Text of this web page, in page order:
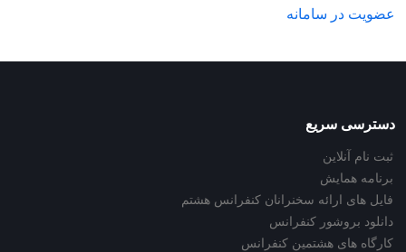
عضویت در سامانه
دسترسی سریع
ثبت نام آنلاین
برنامه همایش
فایل های ارائه سخنرانان کنفرانس هشتم
دانلود بروشور کنفرانس
کارگاه های هشتمین کنفرانس